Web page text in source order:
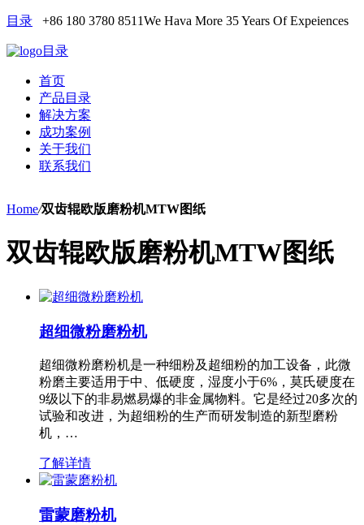
目录 +86 180 3780 8511We Hava More 35 Years Of Expeiences
目录
首页
产品目录
解决方案
成功案例
关于我们
联系我们
Home/双齿辊欧版磨粉机MTW图纸
双齿辊欧版磨粉机MTW图纸
超细微粉磨粉机
超细微粉磨粉机是一种细粉及超细粉的加工设备，此微
粉磨主要适用于中、低硬度，湿度小于6%，莫氏硬度在
9级以下的非易燃易爆的非金属物料。它是经过20多次的
试验和改进，为超细粉的生产而研发制造的新型磨粉
机，…
了解详情
雷蒙磨粉机